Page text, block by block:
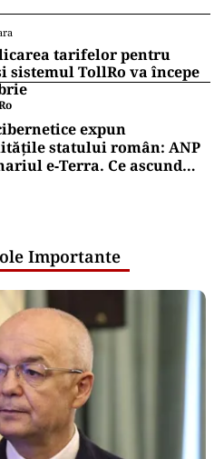
tarifelor pentru
sistemul TollRo va începe
expun
statului român: ANP
e‑Terra. Ce ascund
Importante